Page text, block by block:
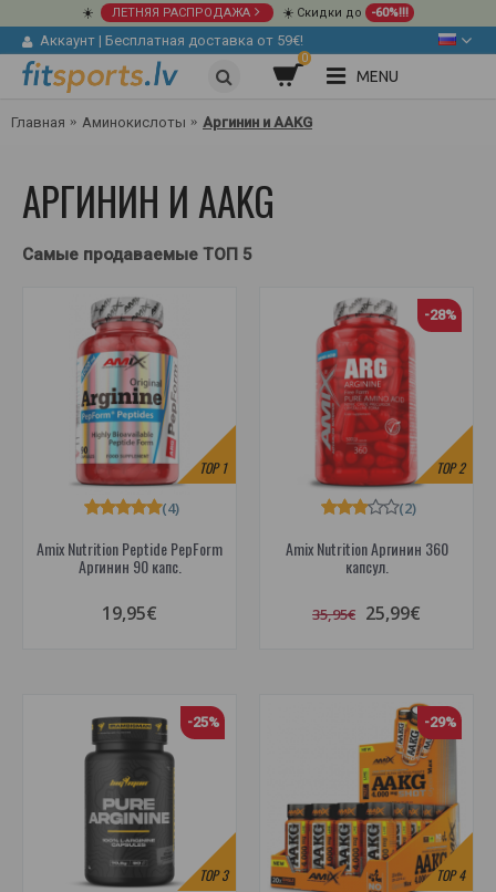
☀️ ЛЕТНЯЯ РАСПРОДАЖА ☀️ Скидки до -60%!!!
Аккаунт | Бесплатная доставка от 59€!
0
MENU
Главная Аминокислоты Аргинин и AAKG
АРГИНИН И AAKG
Самые продаваемые ТОП 5
TOP1
Amix Nutrition Peptide PepForm
Аргинин 90 капс.
(4)
19,95€
TOP2
-28%
Amix Nutrition Аргинин 360
капсул.
(2)
35,95€ 25,99€
TOP3
-25%
TOP4
-29%